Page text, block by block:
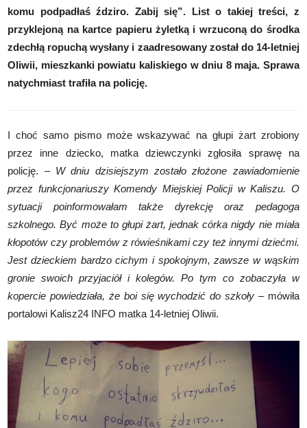
komu podpadłaś ździro. Zabij się”. List o takiej treści, z
przyklejoną na kartce papieru żyletką i wrzuconą do środka
zdechłą ropuchą wysłany i zaadresowany został do 14-letniej
Oliwii, mieszkanki powiatu kaliskiego w dniu 8 maja. Sprawa
natychmiast trafiła na policję.
I choć samo pismo może wskazywać na głupi żart zrobiony
przez inne dziecko, matka dziewczynki zgłosiła sprawę na
policję. – W dniu dzisiejszym zostało złożone zawiadomienie
przez funkcjonariuszy Komendy Miejskiej Policji w Kaliszu. O
sytuacji poinformowałam także dyrekcję oraz pedagoga
szkolnego. Być może to głupi żart, jednak córka nigdy nie miała
kłopotów czy problemów z rówieśnikami czy też innymi dziećmi.
Jest dzieckiem bardzo cichym i spokojnym, zawsze w wąskim
gronie swoich przyjaciół i kolegów. Po tym co zobaczyła w
kopercie powiedziała, że boi się wychodzić do szkoły –mówiła
portalowi Kalisz24 INFO matka 14-letniej Oliwii.